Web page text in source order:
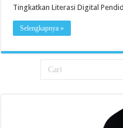
Tingkatkan Literasi Digital
Selengkapnya »